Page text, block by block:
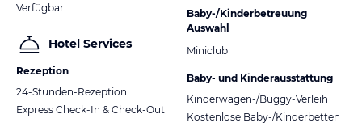
Verfügbar
Hotel Services
Rezeption
24-Stunden-Rezeption
Express Check-In & Check-Out
Baby-/Kinderbetreuung
Auswahl
Miniclub
Baby- und Kinderausstattung
Kinderwagen-/Buggy-Verleih
Kostenlose Baby-/Kinderbetten